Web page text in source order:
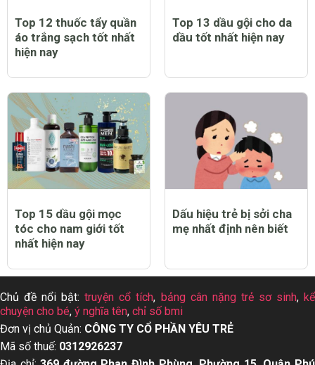
Top 12 thuốc tẩy quần
áo trắng sạch tốt nhất
hiện nay
Top 13 dầu gội cho da
dầu tốt nhất hiện nay
Top 15 dầu gội mọc
tóc cho nam giới tốt
nhất hiện nay
Dấu hiệu trẻ bị sởi cha
mẹ nhất định nên biết
Chủ đề nổi bật:truyện cổ tích, bảng cân nặng trẻ sơ sinh,kể
chuyện cho bé, ý nghĩa tên, chỉ số bmi
Đơn vị chủ Quản: CÔNG TY CỔ PHẦN YÊU TRẺ
Mã số thuế: 0312926237